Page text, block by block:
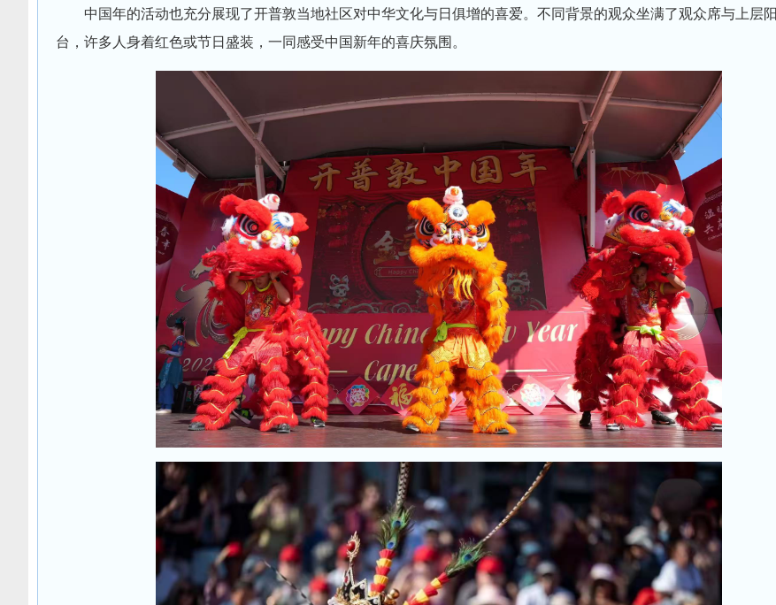
中国年的活动也充分展现了开普敦当地社区对中华文化与日俱增的喜爱。不同背景的观众坐满了观众席与上层阳
台，许多人身着红色或节日盛装，一同感受中国新年的喜庆氛围。